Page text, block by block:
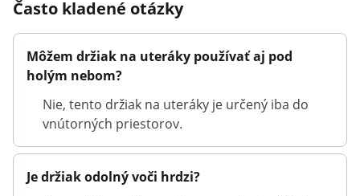
Často kladené otázky
Môžem držiak na uteráky používať aj pod
holým nebom?
Nie, tento držiak na uteráky je určený iba do
vnútorných priestorov.
Je držiak odolný voči hrdzi?